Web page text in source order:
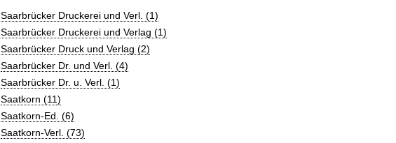
Saarbrücker Druckerei und Verl. (1)
Saarbrücker Druckerei und Verlag (1)
Saarbrücker Druck und Verlag (2)
Saarbrücker Dr. und Verl. (4)
Saarbrücker Dr. u. Verl. (1)
Saatkorn (11)
Saatkorn-Ed. (6)
Saatkorn-Verl. (73)